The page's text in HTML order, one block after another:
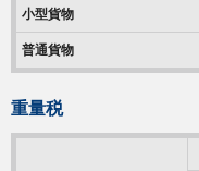
小型貨物
普通貨物
重量税